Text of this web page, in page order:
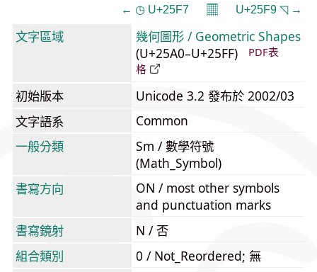
← ◷ U+25F7 𝄜 U+25F9 ◹ →
文字區域
幾何圖形 / Geometric Shapes
(U+25A0–U+25FF)
PDF表
格
初始版本
Unicode 3.2 發布於 2002/03
文字語系
Common
一般分類
Sm / 數學符號
(Math_Symbol)
書寫方向
ON / most other symbols
and punctuation marks
書寫鏡射
N / 否
組合類別
0 / Not_Reordered; 無